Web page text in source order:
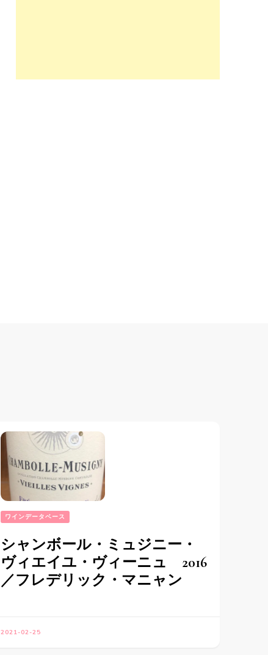
ワインデータベース
シャンボール・ミュジニー・
ヴィエイユ・ヴィーニュ 2016
／フレデリック・マニャン
2021-02-25